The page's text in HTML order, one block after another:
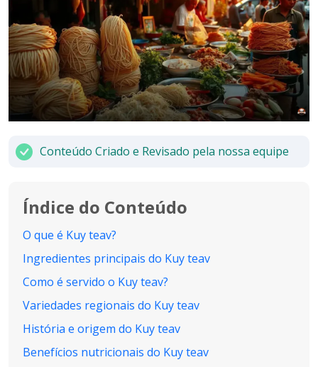
Conteúdo Criado e Revisado pela nossa equipe
Índice do Conteúdo
O que é Kuy teav?
Ingredientes principais do Kuy teav
Como é servido o Kuy teav?
Variedades regionais do Kuy teav
História e origem do Kuy teav
Benefícios nutricionais do Kuy teav